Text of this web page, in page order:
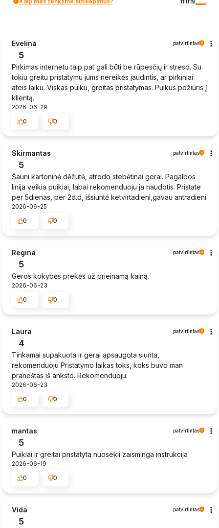
Evelina patvirtintas
5
Pirkimas internetu taip pat gali būti be rūpesčių ir streso. Su
tokiu greitu pristatymu jums nereikės jaudintis, ar pirkiniai
ateis laiku. Viskas puiku, greitas pristatymas. Puikus požiūris į
klientą.
2026-06-29
0
0
Skirmantas patvirtintas
5
Šauni kartoninė dėžutė, atrodo stebėtinai gerai. Pagalbos
linija veikia puikiai, labai rekomenduoju ja naudotis. Pristate
per 5dienas, per 2d.d, išsiuntė ketvirtadieni,gavau antradieni
2026-06-25
0
0
Regina patvirtintas
5
Geros kokybės prekės už prieinamą kainą.
2026-06-23
0
0
Laura patvirtintas
4
Tinkamai supakuota ir gerai apsaugota siunta,
rekomenduoju Pristatymo laikas toks, koks buvo man
praneštas iš anksto. Rekomenduoju.
2026-06-23
0
0
mantas patvirtintas
5
Puikiai ir greitai pristatyta nuosekli zaisminga instrukcija
2026-06-19
0
0
Vida patvirtintas
5